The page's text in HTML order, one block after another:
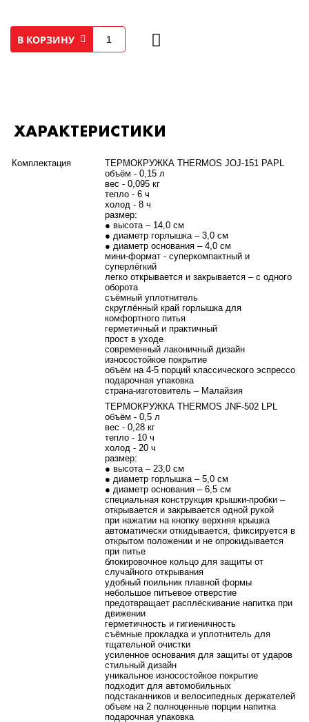
В КОРЗИНУ
ХАРАКТЕРИСТИКИ
Комплектация
ТЕРМОКРУЖКА THERMOS JOJ-151 PAPL
объём - 0,15 л
вес - 0,095 кг
тепло - 6 ч
холод - 8 ч
размер:
● высота – 14,0 см
● диаметр горлышка – 3,0 см
● диаметр основания – 4,0 см
мини-формат - суперкомпактный и
суперлёгкий
легко открывается и закрывается – с одного
оборота
съёмный уплотнитель
скруглённый край горлышка для
комфортного питья
герметичный и практичный
прост в уходе
современный лаконичный дизайн
износостойкое покрытие
объём на 4-5 порций классического эспрессо
подарочная упаковка
страна-изготовитель – Малайзия
ТЕРМОКРУЖКА THERMOS JNF-502 LPL
объём - 0,5 л
вес - 0,28 кг
тепло - 10 ч
холод - 20 ч
размер:
● высота – 23,0 см
● диаметр горлышка – 5,0 см
● диаметр основания – 6,5 см
специальная конструкция крышки-пробки –
открывается и закрывается одной рукой
при нажатии на кнопку верхняя крышка
автоматически откидывается, фиксируется в
открытом положении и не опрокидывается
при питье
блокировочное кольцо для защиты от
случайного открывания
удобный поильник плавной формы
небольшое питьевое отверстие
предотвращает расплёскивание напитка при
движении
герметичность и гигиеничность
съёмные прокладка и уплотнитель для
тщательной очистки
усиленное основания для защиты от ударов
стильный дизайн
уникальное износостойкое покрытие
подходит для автомобильных
подстаканников и велосипедных держателей
объем на 2 полноценные порции напитка
подарочная упаковка